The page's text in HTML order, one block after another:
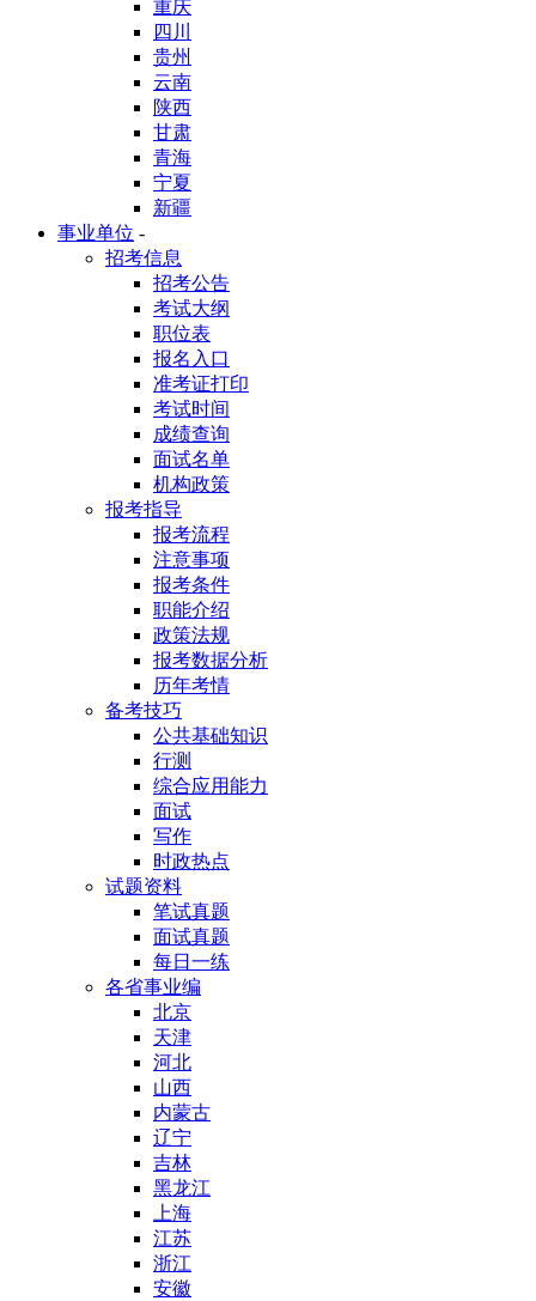
重庆
四川
贵州
云南
陕西
甘肃
青海
宁夏
新疆
事业单位 -
招考信息
招考公告
考试大纲
职位表
报名入口
准考证打印
考试时间
成绩查询
面试名单
机构政策
报考指导
报考流程
注意事项
报考条件
职能介绍
政策法规
报考数据分析
历年考情
备考技巧
公共基础知识
行测
综合应用能力
面试
写作
时政热点
试题资料
笔试真题
面试真题
每日一练
各省事业编
北京
天津
河北
山西
内蒙古
辽宁
吉林
黑龙江
上海
江苏
浙江
安徽